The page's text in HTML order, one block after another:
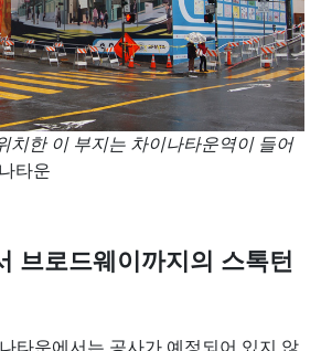
치한 이 부지는 차이나타운역이 들어
타운
브로드웨이까지의 스톡턴